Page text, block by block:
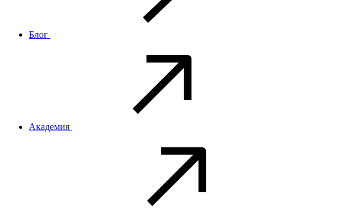
Блог
Академия